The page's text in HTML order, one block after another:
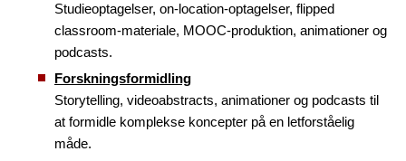
Studieoptagelser, on-location-optagelser, flipped
classroom-materiale, MOOC-produktion, animationer og
podcasts.
Forskningsformidling
Storytelling, videoabstracts, animationer og podcasts til
at formidle komplekse koncepter på en letforståelig
måde.